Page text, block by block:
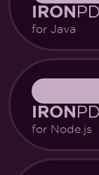
IRON
for Java
IRON
for Node.js